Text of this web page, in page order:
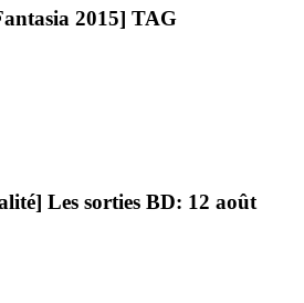
2015] TAG
Les sorties BD: 12 août